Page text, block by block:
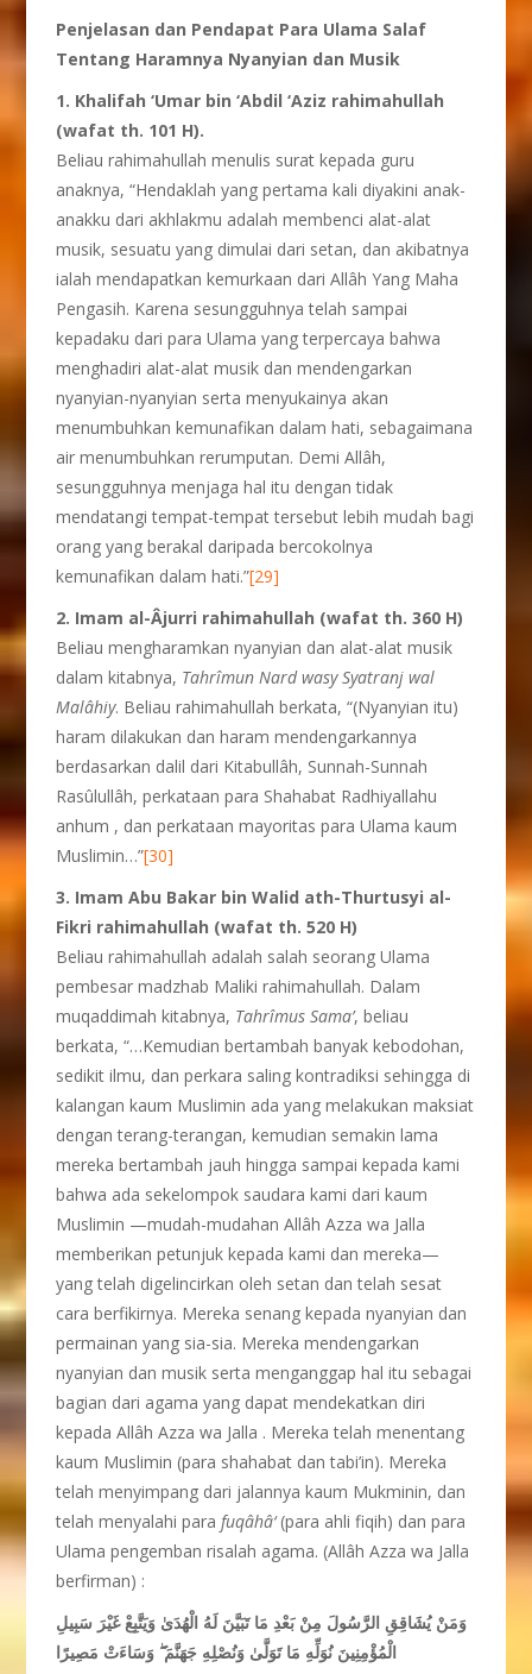
Penjelasan dan Pendapat Para Ulama Salaf
Tentang Haramnya Nyanyian dan Musik
1. Khalifah ‘Umar bin ‘Abdil ‘Aziz rahimahullah
(wafat th. 101 H).
Beliau rahimahullah menulis surat kepada guru
anaknya, “Hendaklah yang pertama kali diyakini anak-
anakku dari akhlakmu adalah membenci alat-alat
musik, sesuatu yang dimulai dari setan, dan akibatnya
ialah mendapatkan kemurkaan dari Allâh Yang Maha
Pengasih. Karena sesungguhnya telah sampai
kepadaku dari para Ulama yang terpercaya bahwa
menghadiri alat-alat musik dan mendengarkan
nyanyian-nyanyian serta menyukainya akan
menumbuhkan kemunafikan dalam hati, sebagaimana
air menumbuhkan rerumputan. Demi Allâh,
sesungguhnya menjaga hal itu dengan tidak
mendatangi tempat-tempat tersebut lebih mudah bagi
orang yang berakal daripada bercokolnya
kemunafikan dalam hati.”[29]
2. Imam al-Âjurri rahimahullah (wafat th.360 H)
Beliau mengharamkan nyanyian dan alat-alat musik
dalam kitabnya, Tahrîmun Nard wasy Syatranj wal
Malâhiy. Beliau rahimahullah berkata, “(Nyanyian itu)
haram dilakukan dan haram mendengarkannya
berdasarkan dalil dari Kitabullâh, Sunnah-Sunnah
Rasûlullâh, perkataan para Shahabat Radhiyallahu
anhum , dan perkataan mayoritas para Ulama kaum
Muslimin…”[30]
3. Imam Abu Bakar bin Walid ath-Thurtusyi al-
Fikri rahimahullah (wafat th. 520 H)
Beliau rahimahullah adalah salah seorang Ulama
pembesar madzhab Maliki rahimahullah. Dalam
muqaddimah kitabnya, Tahrîmus Sama’, beliau
berkata, “…Kemudian bertambah banyak kebodohan,
sedikit ilmu, dan perkara saling kontradiksi sehingga di
kalangan kaum Muslimin ada yang melakukan maksiat
dengan terang-terangan, kemudian semakin lama
mereka bertambah jauh hingga sampai kepada kami
bahwa ada sekelompok saudara kami dari kaum
Muslimin —mudah-mudahan Allâh Azza wa Jalla
memberikan petunjuk kepada kami dan mereka—
yang telah digelincirkan oleh setan dan telah sesat
cara berfikirnya. Mereka senang kepada nyanyian dan
permainan yang sia-sia. Mereka mendengarkan
nyanyian dan musik serta menganggap hal itu sebagai
bagian dari agama yang dapat mendekatkan diri
kepada Allâh Azza wa Jalla . Mereka telah menentang
kaum Muslimin (para shahabat dan tabi’in). Mereka
telah menyimpang dari jalannya kaum Mukminin, dan
telah menyalahi parafuqâhâ‘(para ahli fiqih) dan para
Ulama pengemban risalah agama. (Allâh Azza wa Jalla
berfirman) :
وَمَنْ يُشَاقِقِ الرَّسُولَ مِنْ بَعْدِ مَا تَبَيَّنَ لَهُ الْهُدَىٰ وَيَتَّبِعْ غَيْرَ سَبِيلِ
الْمُؤْمِنِينَ نُوَلِّهِ مَا تَوَلَّىٰ وَنُصْلِهِ جَهَنَّمَۖ وَسَاءَتْ مَصِيرًا